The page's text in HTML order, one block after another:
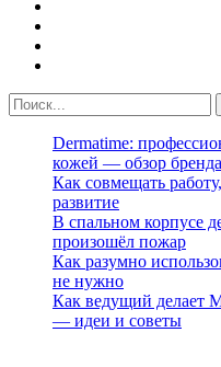
Dermatime:
кожей — обзор
Как совмещать
развитие
В спальном корпусе
произошёл пожар
Как разумно
не нужно
Как ведущий делает
— идеи и советы